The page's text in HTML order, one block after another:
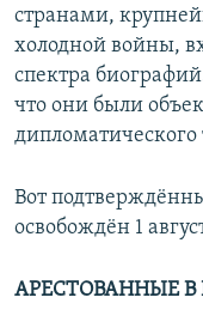
странами,
холодной войны,
спектра
что они были
дипломатического
Вот
освобождён 1
АРЕСТОВАННЫЕ В